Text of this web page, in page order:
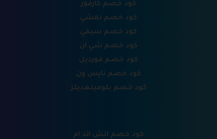
كود خصم كارفور
كود خصم نمشي
كود خصم سيفي
كود خصم شي ان
كود خصم فورديل
كود خصم نايس ون
كود خصم بلومينغديلز
كود خصم اتش اند ام